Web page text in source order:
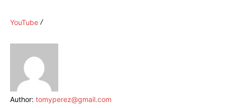
YouTube
Author: tomyperez@gmail.com